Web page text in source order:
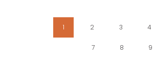
1 2 3 4
7 8 9